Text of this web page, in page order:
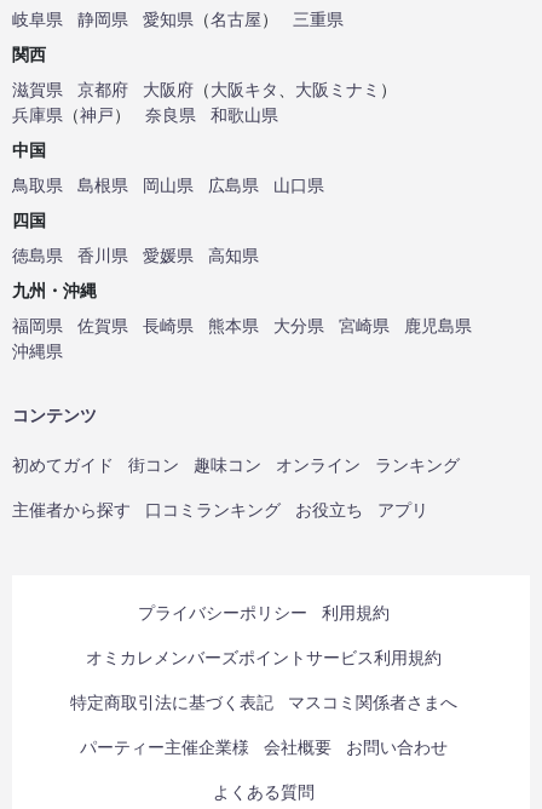
岐阜県
静岡県 愛知県 （名古屋）
三重県
関西
滋賀県
京都府 大阪府 （大阪キタ 大阪ミナミ ）
兵庫県 （神戸） 奈良県
和歌山県
中国
鳥取県
島根県 岡山県 広島県
山口県
四国
徳島県
香川県 愛媛県
高知県
九州・沖縄
福岡県
佐賀県 長崎県 熊本県 大分県 宮崎県
鹿児島県
沖縄県
コンテンツ
初めてガイド 街コン 趣味コン オンライン ランキング
主催者から探す 口コミランキング お役立ち アプリ
プライバシーポリシー 利用規約
オミカレメンバーズポイントサービス利用規約
特定商取引法に基づく表記 マスコミ関係者さまへ
パーティー主催企業様 会社概要 お問い合わせ
よくある質問